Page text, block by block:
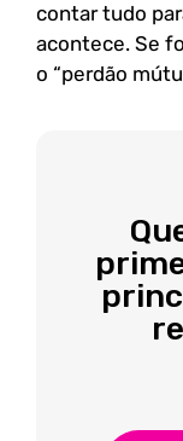
contar tudo
acontece. Se
o “perdão